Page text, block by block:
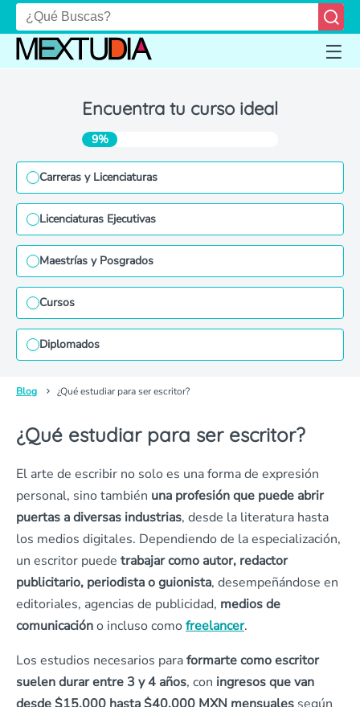
Encuentra tu curso ideal
9%
Carreras y Licenciaturas
Licenciaturas Ejecutivas
Maestrías y Posgrados
Cursos
Diplomados
Blog ¿Qué estudiar para ser escritor?
¿Qué estudiar para ser escritor?
El arte de escribir no solo es una forma de expresión
personal, sino también una profesión que puede abrir
puertas a diversas industrias, desde la literatura hasta
los medios digitales. Dependiendo de la especialización,
un escritor puede trabajar como autor, redactor
publicitario, periodista o guionista, desempeñándose en
editoriales, agencias de publicidad, medios de
comunicacióno incluso como freelancer.
Los estudios necesarios paraformarte como escritor
suelen durar entre 3 y 4 años, con ingresos que van